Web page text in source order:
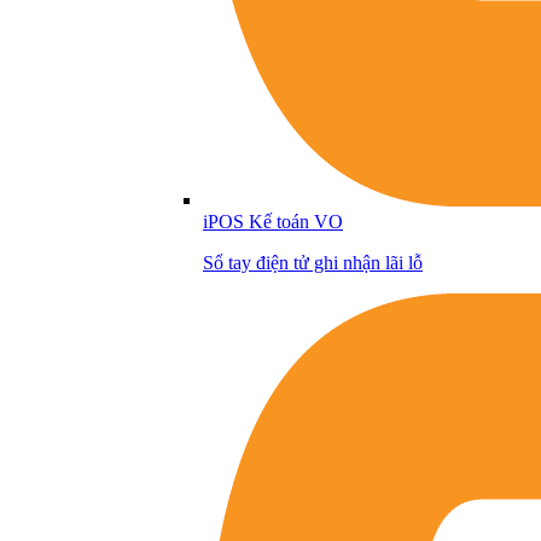
iPOS Kế toán VO
Sổ tay điện tử ghi nhận lãi lỗ